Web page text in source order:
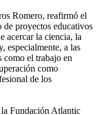
Romero, reafirmó el
proyectos educativos
acercar la ciencia, la
especialmente, a las
como el trabajo en
como
de los
Fundación Atlantic